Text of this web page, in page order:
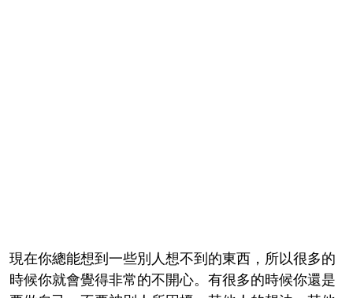
現在你總能想到一些別人想不到的東西，所以很多的
時候你就會覺得非常的不開心。有很多的時候你還是